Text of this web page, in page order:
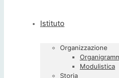
Istituto
Organizzazione
Modulistica
Storia